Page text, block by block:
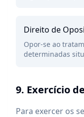
Direito de
Opor-se ao
determinadas
9. Exercício
Para exercer os